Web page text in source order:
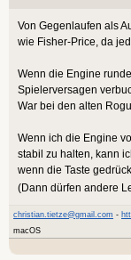
Von Gegenlaufen als
wie Fisher-Price, da
Wenn die Engine
Spielerversagen
War bei den alten
Wenn ich die Engine
stabil zu halten, kann
wenn die Taste
(Dann dürfen andere
christian.tietze@gmail.com -
macOS